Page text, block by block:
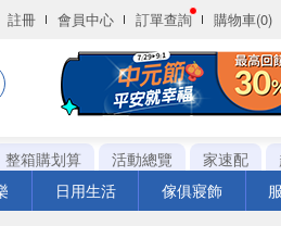
註冊 會員中心 訂單查詢 購物車(0)
整箱購划算 活動總覽 家速配
日用生活 傢俱寢飾